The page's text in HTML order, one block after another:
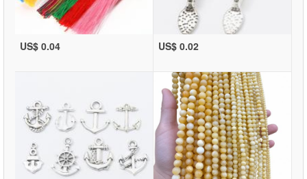
US$ 0.04 US$ 0.02